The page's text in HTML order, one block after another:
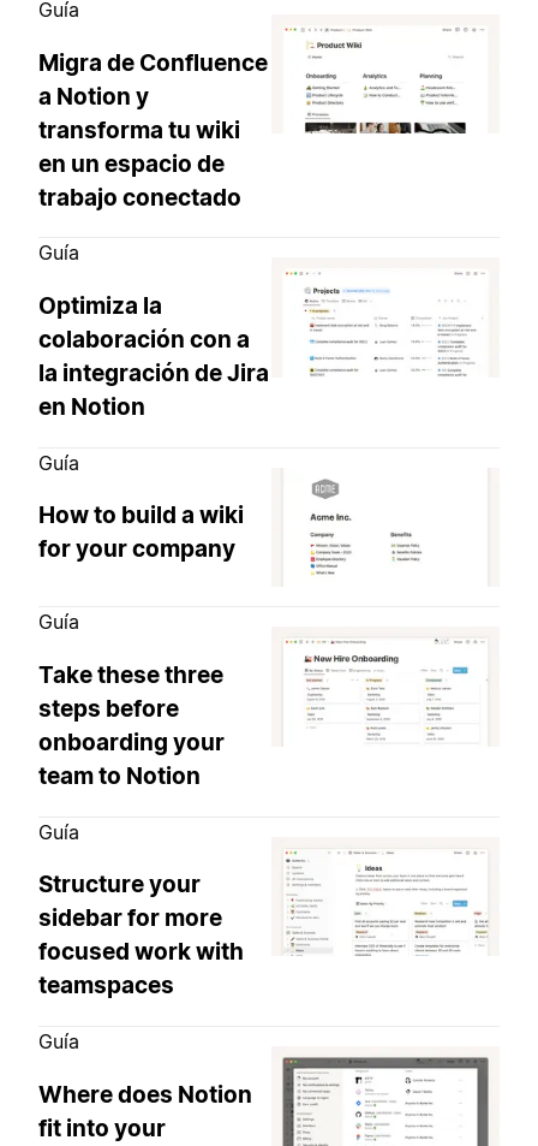
Guía
Migra de Confluence
a Notion y
transforma tu wiki
en un espacio de
trabajo conectado
Guía
Optimiza la
colaboración con a
la integración de Jira
en Notion
Guía
How to build a wiki
for your company
Guía
Take these three
steps before
onboarding your
team to Notion
Guía
Structure your
sidebar for more
focused work with
teamspaces
Guía
Where does Notion
fit into your